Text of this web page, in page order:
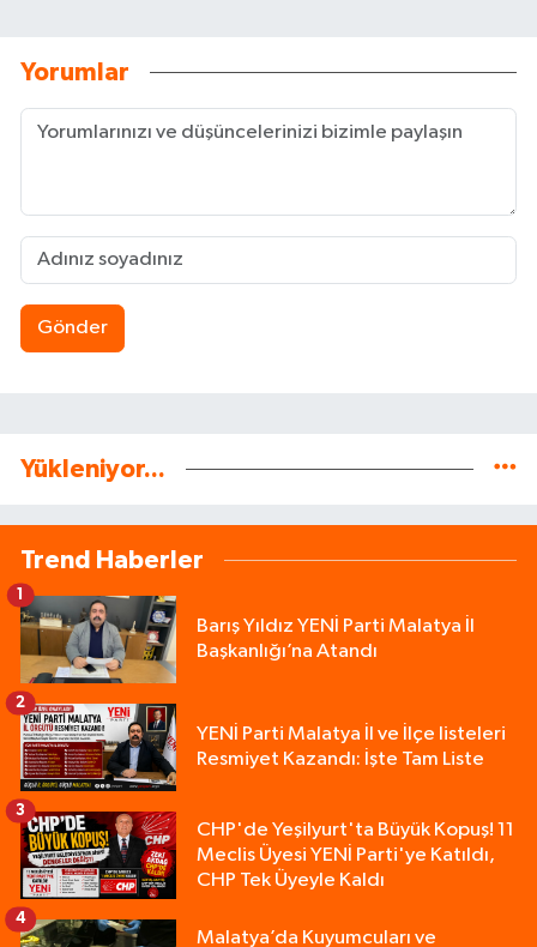
Yorumlar
Gönder
Yükleniyor...
Trend Haberler
Barış Yıldız YENİ Parti Malatya İl
Başkanlığı’na Atandı
1
YENİ Parti Malatya İl ve İlçe listeleri
Resmiyet Kazandı: İşte Tam Liste
2
CHP'de Yeşilyurt'ta Büyük Kopuş! 11
Meclis Üyesi YENİ Parti'ye Katıldı,
CHP Tek Üyeyle Kaldı
3
Malatya’da Kuyumcuları ve
4